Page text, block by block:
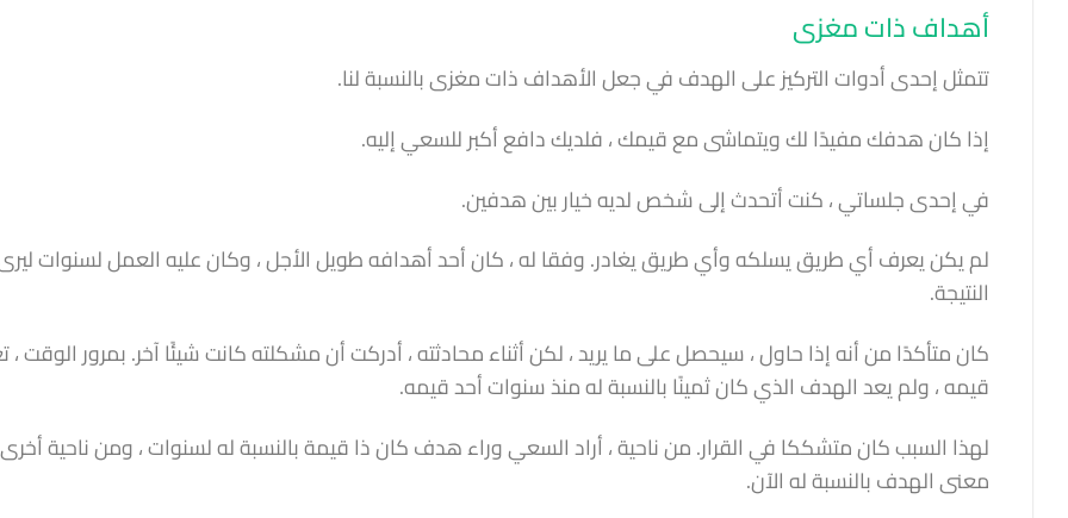
أهداف ذات مغزى
تتمثل إحدى أدوات التركيز على الهدف في جعل الأهداف ذات مغزى بالنسبة لنا.
إذا كان هدفك مفيدًا لك ويتماشى مع قيمك ، فلديك دافع أكبر للسعي إليه.
في إحدى جلساتي ، كنت أتحدث إلى شخص لديه خيار بين هدفين.
لم يكن يعرف أي طريق يسلكه وأي طريق يغادر. وفقا له ، كان أحد أهدافه طويل الأجل ، وكان عليه العمل لسنوات
النتيجة.
كان متأكدًا من أنه إذا حاول ، سيحصل على ما يريد ، لكن أثناء محادثته ، أدركت أن مشكلته كانت شيئًا آخر. بمرور الوقت ،
قيمه ، ولم يعد الهدف الذي كان ثمينًا بالنسبة له منذ سنوات أحد قيمه.
لهذا السبب كان متشككا في القرار. من ناحية ، أراد السعي وراء هدف كان ذا قيمة بالنسبة له لسنوات ، ومن ناحية أخرى
معنى الهدف بالنسبة له الآن.